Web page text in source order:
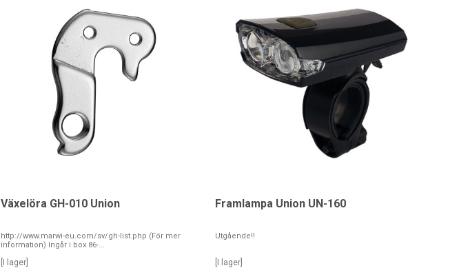
Växelöra GH-010 Union
http://www.marwi-eu.com/sv/gh-list.php (För mer
information) Ingår i box 86-...
[I lager]
Framlampa Union UN-160
Utgående!!
[I lager]